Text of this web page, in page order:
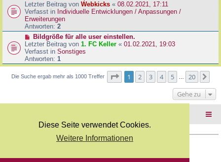
Diese Seite verwendet Cookies.
Weitere Informationen
r
a
g
e
i
t
r
a
g
e
u
e
r
B
e
i
t
r
g
Letzter Beitrag von Webkicks « 08.02.2021, 17:11
Verfasst in Individuelle Entwicklungen / Anpassungen /
Erweiterungen
Antworten: 2
N
e
u
e
r
B
e
r
Bildgröße für alle user einstellen.
Letzter Beitrag von 1. FC Keller « 01.02.2021, 19:03
Verfasst in Sonstiges
Antworten: 1
Die Suche ergab mehr als 1000 Treffer Seite von
1 2 3 4 5 20
Gehe zu
Deutsche Übersetzung durchphpBB.de